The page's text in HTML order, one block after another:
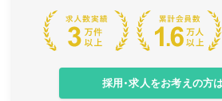
採用・求人をお考えの方